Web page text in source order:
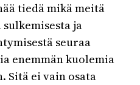
tiedä mikä meitä
ja
seuraa
enemmän kuolemia
Sitä ei vain osata